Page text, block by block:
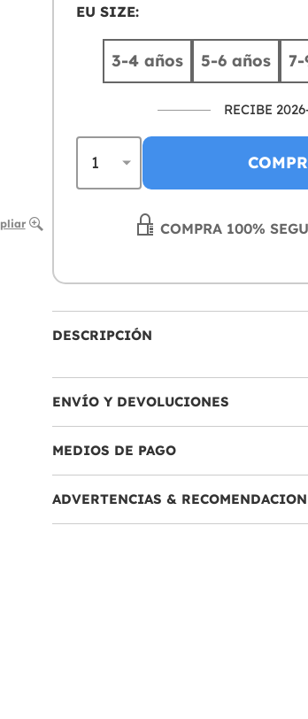
EU SIZE:
3-4 años 5-6 años
RECIBE
COMPRA 100%
DESCRIPCIÓN
ENVÍO Y DEVOLUCIONES
MEDIOS DE PAGO
ADVERTENCIAS &